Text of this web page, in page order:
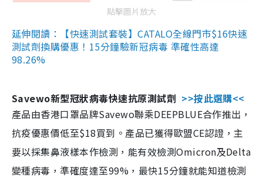
點擊圖片放大
延伸閱讀：【快速測試套裝】CATALO全線門市$16快速
測試劑換購優惠！15分鐘驗新冠病毒 準確性高達
98.26%
Savewo新型冠狀病毒快速抗原測試劑 >>按此選購<<
產品由香港口罩品牌Savewo聯乘DEEPBLUE合作推出，
抗疫優惠價低至$18買到。產品已獲得歐盟CE認證，主
要以採集鼻液樣本作檢測，能有效檢測Omicron及Delta
變種病毒，準確度達至99%，最快15分鐘就能知道檢測